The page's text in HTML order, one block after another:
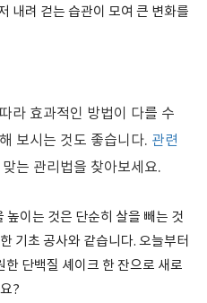
내려 걷는 습관이 모여 큰 변화를
라 효과적인 방법이 다를 수
보시는 것도 좋습니다. 관련
는 관리법을 찾아보세요.
이는 것은 단순히 살을 빼는 것
기초 공사와 같습니다. 오늘부터
단백질 셰이크 한 잔으로 새로
?